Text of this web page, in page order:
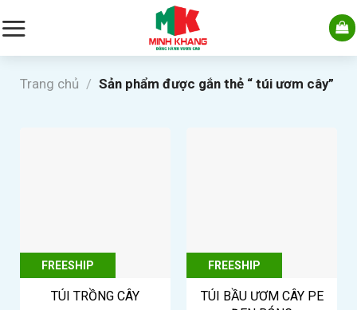
to
Trang chủ / Sản phẩm được gắn thẻ “ túi ươm cây”
FREESHIP
TÚI TRỒNG CÂY
FREESHIP
TÚI BẦU ƯƠM CÂY PE